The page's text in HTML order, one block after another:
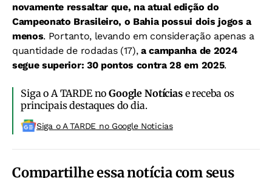
novamente ressaltar que, na atual edição do
Campeonato Brasileiro, o Bahia possui dois jogos a
menos. Portanto, levando em consideração apenas a
quantidade de rodadas (17),a campanha de 2024
segue superior: 30 pontos contra 28 em 2025.
Siga o A TARDE noGoogle Notíciase receba os
principais destaques do dia.
Siga o A TARDE no Google Noticias
Compartilhe essa notícia com seus